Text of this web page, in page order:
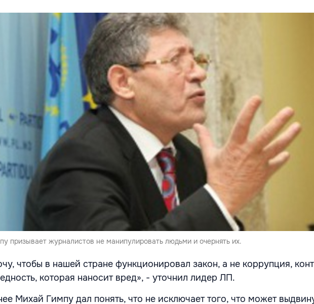
призывает журналистов не манипулировать людьми и очернять их.
чтобы в нашей стране функционировал закон, а не коррупция,
которая наносит вред», - уточнил лидер ЛП.
Михай Гимпу дал понять, что не исключает того, что может